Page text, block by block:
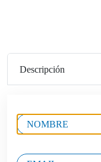
Descripción